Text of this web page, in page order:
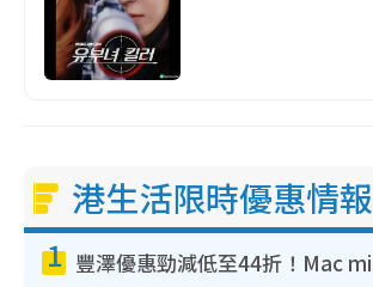
港生活限時優惠情報
1